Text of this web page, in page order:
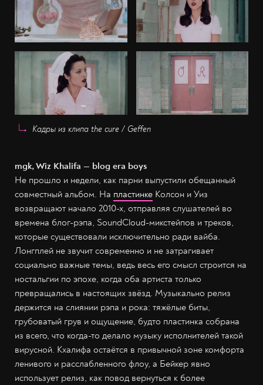
Кадры из клипа the cure / Geffen
mgk, Wiz Khalifa — blog era boys
Не прошло и недели, как парни выпустили обещанный
совместный альбом. На пластинке Колсон и Уиз
возвращают начало 2010-х, отправляя слушателей во
времена блог-рэпа, SoundCloud-микстейпов и треков,
которые существовали исключительно ради вайба.
Лонгплей не звучит современно и не затрагивает
социально важные темы, ведь весь его смысл строится на
ностальгии по эпохе, когда оба артиста только
превращались в настоящих звёзд. Музыкально релиз
держится на слиянии рэпа и рока: тяжёлые биты,
грубоватый грув и ощущение, будто пластинка собрана
из всего, что когда-то делало музыку исполнителей такой
вирусной. Кхалифа остаётся в привычной зоне комфорта
ленивого и расслабленного флоу, а Бейкер явно
использует релиз, как повод вернуться к более